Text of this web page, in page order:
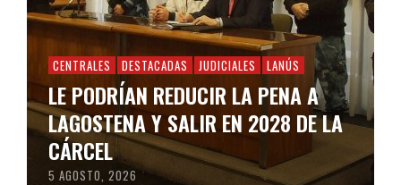
CENTRALES DESTACADAS JUDICIALES LANÚS
LE PODRÍAN REDUCIR LA PENA A
LAGOSTENA Y SALIR EN 2028 DE LA
CÁRCEL
5 AGOSTO, 2026